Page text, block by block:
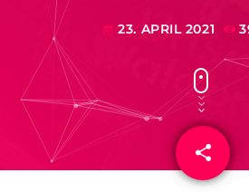
today 23. APRIL 2021
share
email